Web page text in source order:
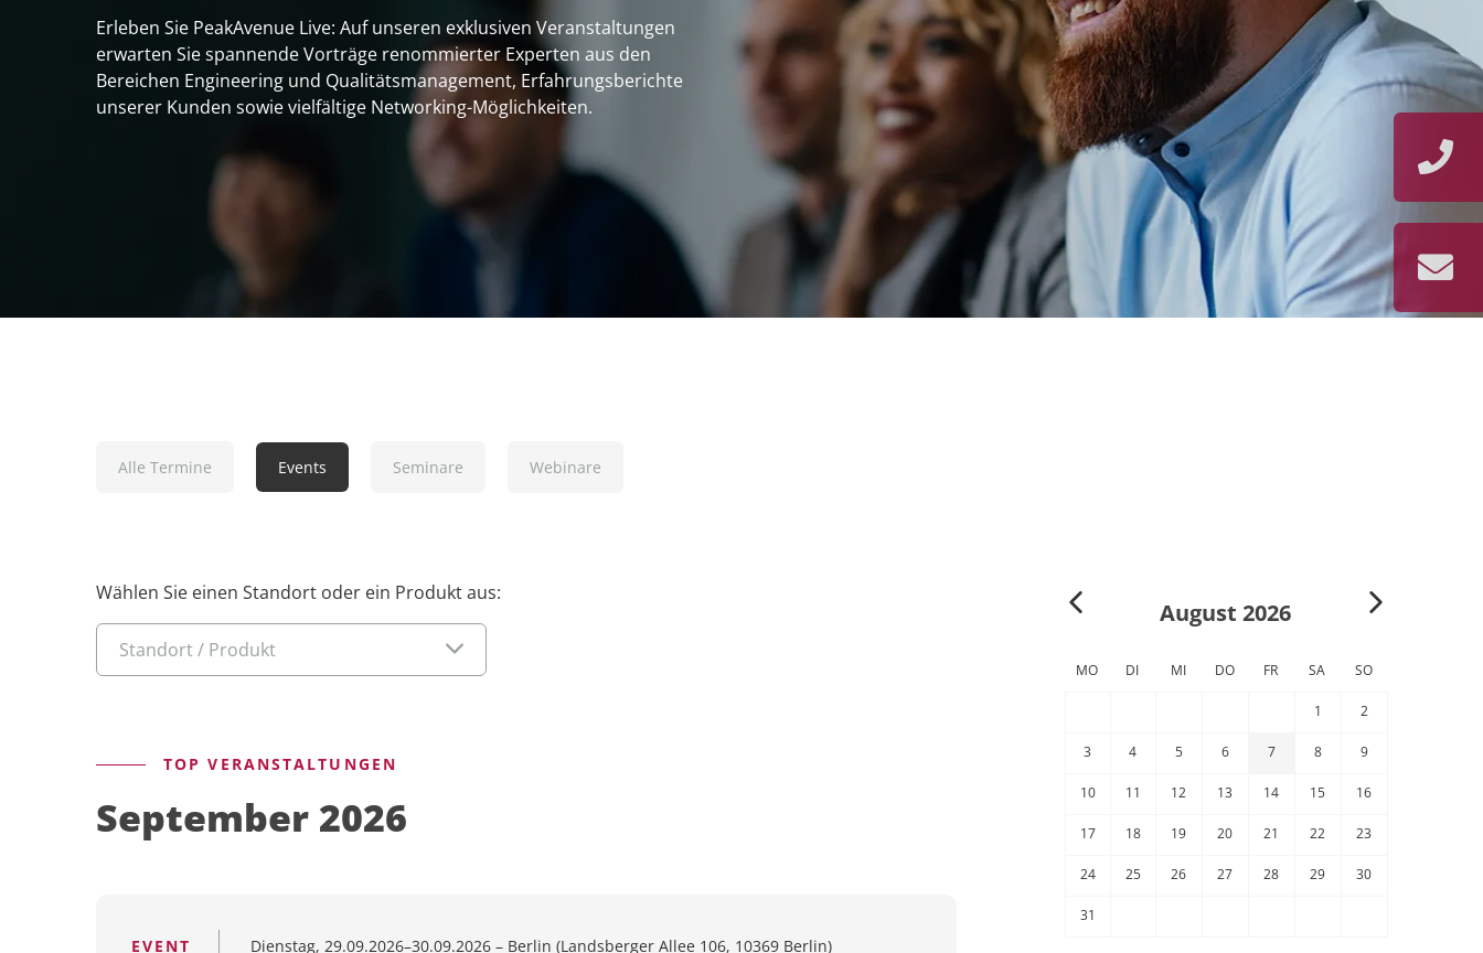
Digital Thread
Engineering & Risk Management
PeakAvenue FaultTree+
Erleben Sie PeakAvenue Live: Auf unseren exklusiven Veranstaltungen
erwarten Sie spannende Vorträge renommierter Experten aus den
Bereichen Engineering und Qualitätsmanagement, Erfahrungsberichte
unserer Kunden sowie vielfältige Networking-Möglichkeiten.
Alle Termine Events Seminare Webinare
Wählen Sie einen Standort oder ein Produkt aus:
Standort / Produkt
TOP VERANSTALTUNGEN
September 2026
Dienstag, 29.09.2026–30.09.2026– Berlin (Landsberger Allee 106, 10369 Berlin)
August 2026
MO DI MI DO FR SA SO
1 2
3 4 5 6 7 8 9
10 11 12 13 14 15 16
17 18 19 20 21 22 23
24 25 26 27 28 29 30
31